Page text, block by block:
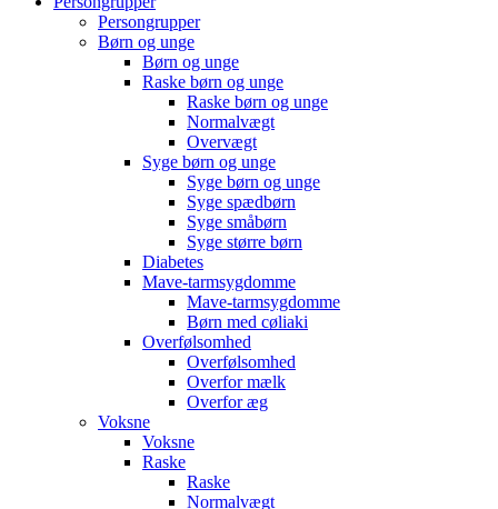
Persongrupper
Børn og unge
Børn og unge
Raske børn og unge
Raske børn og unge
Normalvægt
Overvægt
Syge børn og unge
Syge børn og unge
Syge spædbørn
Syge småbørn
Syge større børn
Diabetes
Mave-tarmsygdomme
Mave-tarmsygdomme
Børn med cøliaki
Overfølsomhed
Overfølsomhed
Overfor mælk
Overfor æg
Voksne
Voksne
Raske
Raske
Normalvægt